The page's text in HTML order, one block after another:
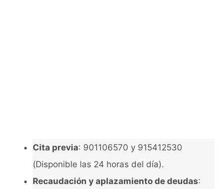
Cita previa: 901106570 y 915412530
(Disponible las 24 horas del día).
Recaudación y aplazamiento de deudas: